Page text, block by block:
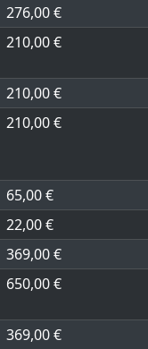
276,00 €
210,00 €
210,00 €
210,00 €
65,00 €
22,00 €
369,00 €
650,00 €
369,00 €